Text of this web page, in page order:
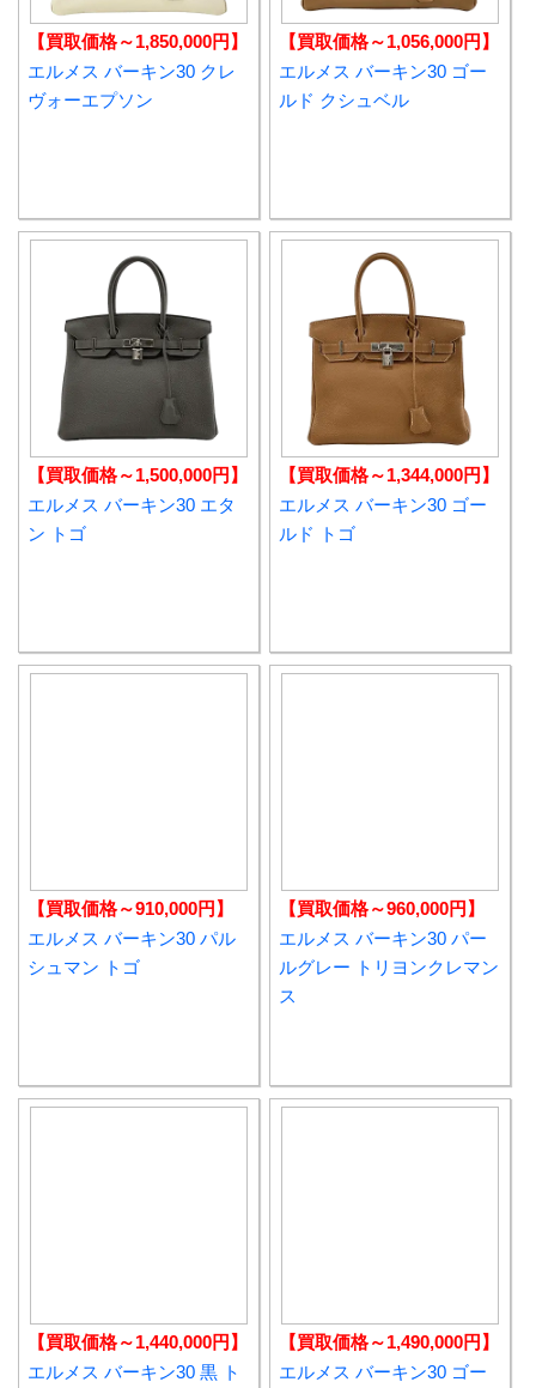
【買取価格～1,850,000円】
エルメス バーキン30 クレ
ヴォーエプソン
【買取価格～1,056,000円】
エルメス バーキン30 ゴー
ルド クシュベル
【買取価格～1,500,000円】
エルメス バーキン30 エタ
ン トゴ
【買取価格～1,344,000円】
エルメス バーキン30 ゴー
ルド トゴ
【買取価格～910,000円】
エルメス バーキン30 パル
シュマン トゴ
【買取価格～960,000円】
エルメス バーキン30 パー
ルグレー トリヨンクレマン
ス
【買取価格～1,440,000円】
エルメス バーキン30 黒 ト
【買取価格～1,490,000円】
エルメス バーキン30 ゴー